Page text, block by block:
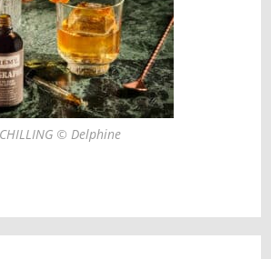
CHILLING © Delphine